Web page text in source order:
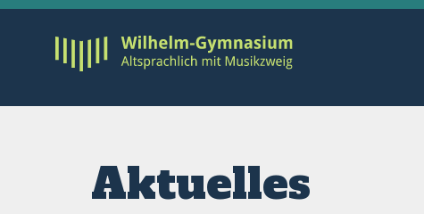
Aktuelles